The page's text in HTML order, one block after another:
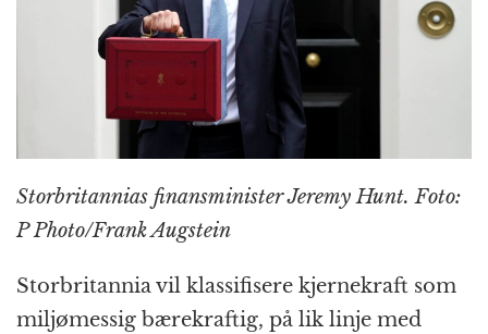
e
r
p
at m
Storbritannias finansminister Jeremy Hunt. Foto:
P Photo/Frank Augstein
Storbritannia vil klassifisere kjernekraft som
miljømessig bærekraftig, på lik linje med